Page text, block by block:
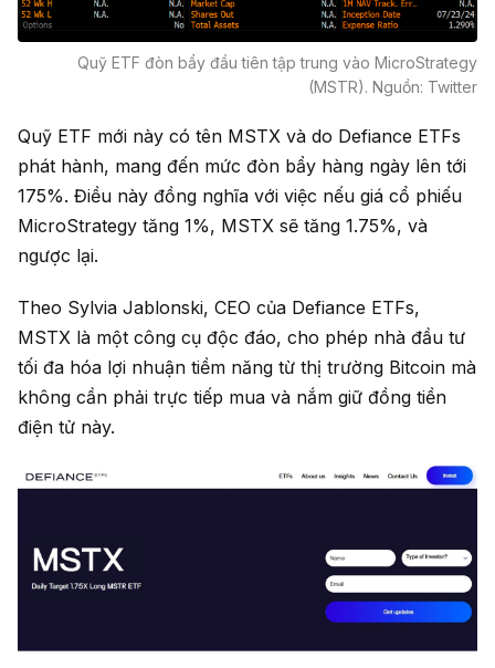
Quỹ ETF đòn bẩy đầu tiên tập trung vào MicroStrategy
(MSTR). Nguồn: Twitter
Quỹ ETF mới này có tên MSTX và do Defiance ETFs
phát hành, mang đến mức đòn bẩy hàng ngày lên tới
175%. Điều này đồng nghĩa với việc nếu giá cổ phiếu
MicroStrategy tăng 1%, MSTX sẽ tăng 1.75%, và
ngược lại.
Theo Sylvia Jablonski, CEO của Defiance ETFs,
MSTX là một công cụ độc đáo, cho phép nhà đầu tư
tối đa hóa lợi nhuận tiềm năng từ thị trường Bitcoin mà
không cần phải trực tiếp mua và nắm giữ đồng tiền
điện tử này.